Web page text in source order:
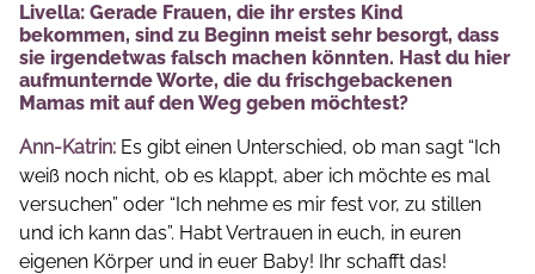
Livella: Gerade Frauen, die ihr erstes Kind
bekommen, sind zu Beginn meist sehr besorgt, dass
sie irgendetwas falsch machen könnten. Hast du hier
aufmunternde Worte, die du frischgebackenen
Mamas mit auf den Weg geben möchtest?
Ann-Katrin: Es gibt einen Unterschied, ob man sagt “Ich
weiß noch nicht, ob es klappt, aber ich möchte es mal
versuchen” oder “Ich nehme es mir fest vor, zu stillen
und ich kann das”. Habt Vertrauen in euch, in euren
eigenen Körper und in euer Baby! Ihr schafft das!